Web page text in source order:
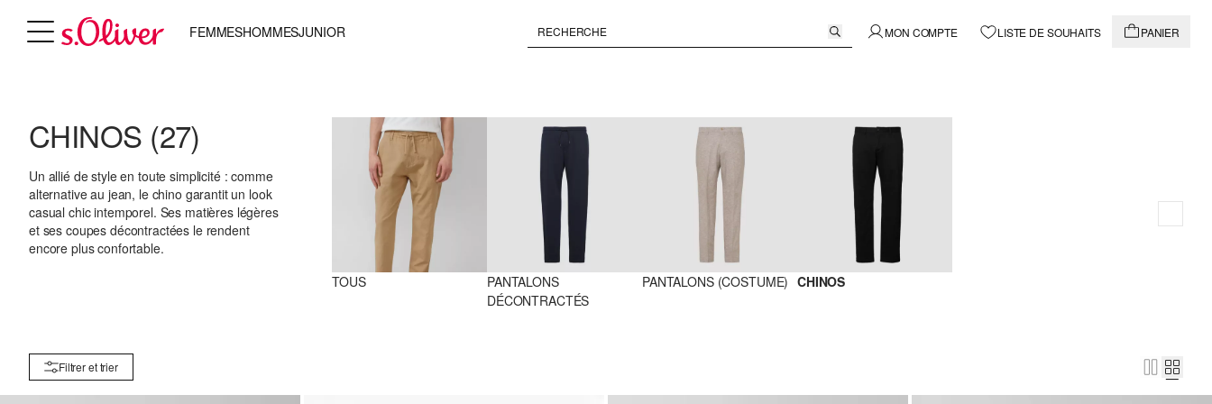
FEMMESHOMMESJUNIOR MON COMPTE LISTE DE SOUHAITS PANIER
CHINOS (27)
Un allié de style en toute simplicité : comme
alternative au jean, le chino garantit un look
casual chic intemporel. Ses matières légères
et ses coupes décontractées le rendent
encore plus confortable.
TOUS
PANTALONS
DÉCONTRACTÉS
PANTALONS (COSTUME) CHINOS
Filtrer et trier